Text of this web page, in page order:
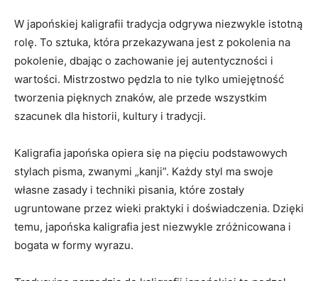
W japońskiej kaligrafii‍ tradycja ⁣odgrywa niezwykle istotną
rolę. To‌ sztuka, która przekazywana ‌jest z pokolenia na
pokolenie, dbając⁤ o zachowanie jej autentyczności i
wartości. Mistrzostwo pędzla to nie tylko ⁣umiejętność
tworzenia pięknych znaków, ale przede wszystkim
szacunek dla ⁣historii, kultury i tradycji.
Kaligrafia japońska opiera się na pięciu podstawowych
stylach pisma, zwanymi „kanji”. Każdy styl ma swoje
własne zasady i techniki pisania, które zostały
ugruntowane przez ‌wieki praktyki i doświadczenia.‍ Dzięki
temu, japońska kaligrafia jest ⁢niezwykle zróżnicowana i
bogata ⁤w formy wyrazu.